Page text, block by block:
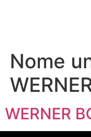
Nome
WERNER